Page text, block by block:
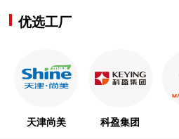
优选工厂
天津尚美 科盈集团